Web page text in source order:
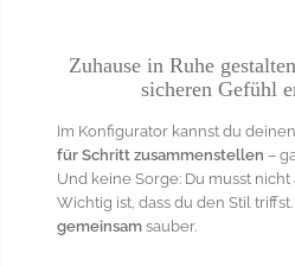
Zuhause in Ruhe
sicheren Gefühl
Im Konfigurator kannst du
für Schritt zusammenstellen –
Und keine Sorge: Du musst
Wichtig ist, dass du den Stil triffst.
gemeinsam sauber.